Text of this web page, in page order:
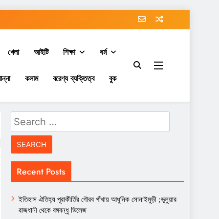
খেলা আইটি শিক্ষা ধর্ম
কলাম বরেণ্য ব্যক্তিত্ব বুক
Search
for:
Recent Posts
ইতিহাস ঐতিহ্য পূরাকীর্তির গৌরব গাঁথায় আধুনিক সোনাইমুড়ী ;ভুলুয়ার
রাজধানী থেকে বঙ্গবন্ধু ভিলেজ